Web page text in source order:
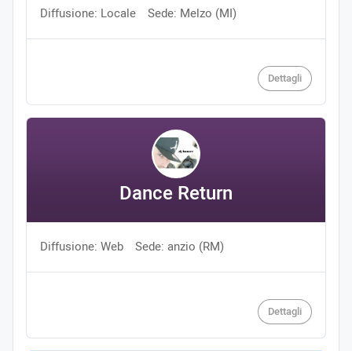
Diffusione: Locale Sede: Melzo (MI)
Dettagli
Dance Return
Diffusione: Web Sede: anzio (RM)
Dettagli